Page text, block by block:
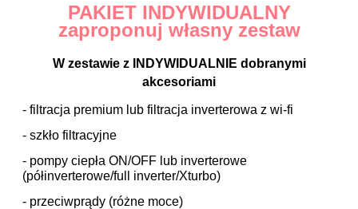
PAKIET INDYWIDUALNY
zaproponuj własny zestaw
W zestawie z INDYWIDUALNIE dobranymi
akcesoriami
- filtracja premium lub filtracja inverterowa z wi-fi
- szkło filtracyjne
- pompy ciepła ON/OFF lub inverterowe
(półinverterowe/full inverter/Xturbo)
- przeciwprądy (różne moce)